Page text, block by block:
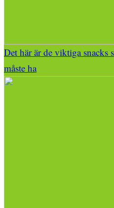
Det här är de viktiga snacks
måste ha